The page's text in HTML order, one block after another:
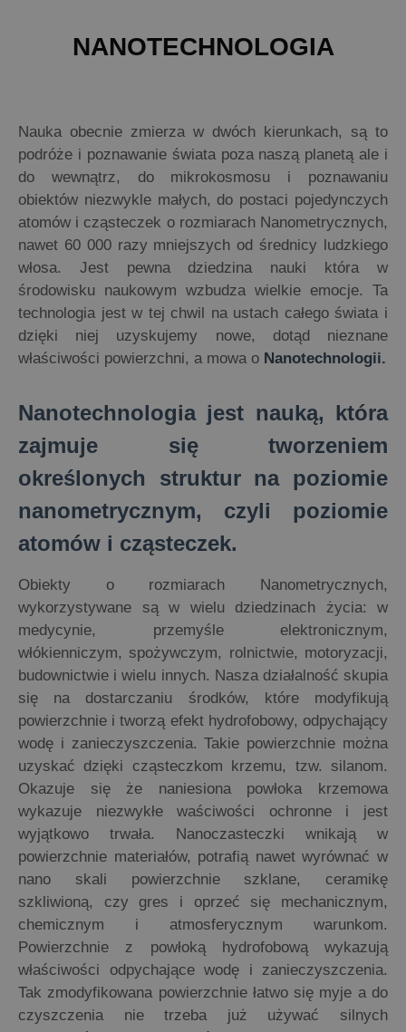
NANOTECHNOLOGIA
Nauka obecnie zmierza w dwóch kierunkach, są to
podróże i poznawanie świata poza naszą planetą ale i
do wewnątrz, do mikrokosmosu i poznawaniu
obiektów niezwykle małych, do postaci pojedynczych
atomów i cząsteczek o rozmiarach Nanometrycznych,
nawet 60 000 razy mniejszych od średnicy ludzkiego
włosa. Jest pewna dziedzina nauki która w
środowisku naukowym wzbudza wielkie emocje. Ta
technologia jest w tej chwil na ustach całego świata i
dzięki niej uzyskujemy nowe, dotąd nieznane
właściwości powierzchni, a mowa o Nanotechnologii.
Nanotechnologia jest nauką, która
zajmuje się tworzeniem
określonych struktur na poziomie
nanometrycznym, czyli poziomie
atomów i cząsteczek.
Obiekty o rozmiarach Nanometrycznych,
wykorzystywane są w wielu dziedzinach życia: w
medycynie, przemyśle elektronicznym,
włókienniczym, spożywczym, rolnictwie, motoryzacji,
budownictwie i wielu innych. Nasza działalność skupia
się na dostarczaniu środków, które modyfikują
powierzchnie i tworzą efekt hydrofobowy, odpychający
wodę i zanieczyszczenia. Takie powierzchnie można
uzyskać dzięki cząsteczkom krzemu, tzw. silanom.
Okazuje się że naniesiona powłoka krzemowa
wykazuje niezwykłe waściwości ochronne i jest
wyjątkowo trwała. Nanoczasteczki wnikają w
powierzchnie materiałów, potrafią nawet wyrównać w
nano skali powierzchnie szklane, ceramikę
szkliwioną, czy gres i oprzeć się mechanicznym,
chemicznym i atmosferycznym warunkom.
Powierzchnie z powłoką hydrofobową wykazują
właściwości odpychające wodę i zanieczyszczenia.
Tak zmodyfikowana powierzchnie łatwo się myje a do
czyszczenia nie trzeba już używać silnych